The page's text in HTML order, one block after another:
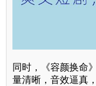
同时，《容颜换命
量清晰，音效逼真